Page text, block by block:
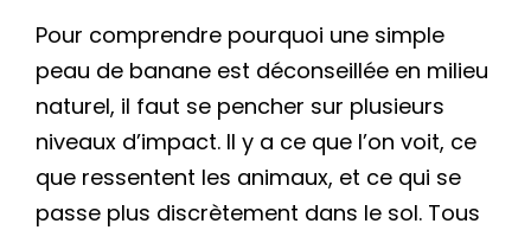
Pour comprendre pourquoi une simple
peau de banane est déconseillée en milieu
naturel, il faut se pencher sur plusieurs
niveaux d’impact. Il y a ce que l’on voit, ce
que ressentent les animaux, et ce qui se
passe plus discrètement dans le sol. Tous